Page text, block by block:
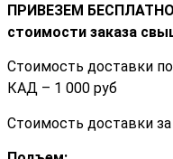
ПРИВЕЗЕМ
стоимости заказа
Стоимость доставки
КАД – 1 000 руб
Стоимость доставки